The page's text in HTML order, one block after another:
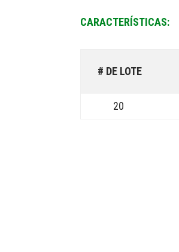
CARACTERÍSTICAS:
# DE LOTE
20